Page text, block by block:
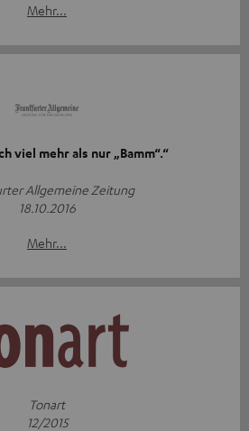
Mehr...
viel mehr als nur „Bamm“.“
Allgemeine Zeitung
18.10.2016
Mehr...
Tonart
12/2015